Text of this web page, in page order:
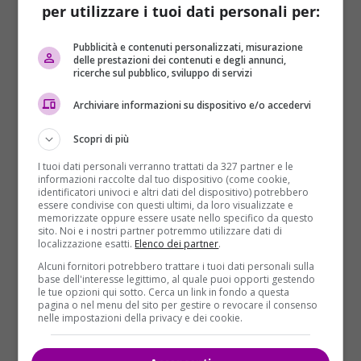
Stando alle indagini della Digos,la sera del 21
settembre dieci militanti di CasaPound , dinanzi
alla sede di via Eritrea, “in esecuzione di un
medesimo disegno criminoso giustificato dalla
ideologia fascista” con “sfollagente,manubri da
palestra, manganello telescopico,cintura dei
pantaloni
” e con premeditazione, hanno causato
lesioni personali ad almeno quattro manifestanti.
per utilizzare i tuoi dati personali per:
Pubblicità e contenuti personalizzati, misurazione
delle prestazioni dei contenuti e degli annunci,
ricerche sul pubblico, sviluppo di servizi
Archiviare informazioni su dispositivo e/o accedervi
Scopri di più
I tuoi dati personali verranno trattati da 327 partner e le
informazioni raccolte dal tuo dispositivo (come cookie,
identificatori univoci e altri dati del dispositivo) potrebbero
essere condivise con questi ultimi, da loro visualizzate e
memorizzate oppure essere usate nello specifico da questo
sito. Noi e i nostri partner potremmo utilizzare dati di
localizzazione esatti. Elenco dei partner.
Alcuni fornitori potrebbero trattare i tuoi dati personali sulla
base dell'interesse legittimo, al quale puoi opporti gestendo
le tue opzioni qui sotto. Cerca un link in fondo a questa
pagina o nel menu del sito per gestire o revocare il consenso
nelle impostazioni della privacy e dei cookie.